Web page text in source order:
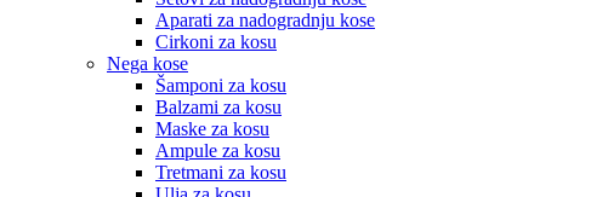
Aparati za nadogradnju kose
Cirkoni za kosu
Nega kose
Šamponi za kosu
Balzami za kosu
Maske za kosu
Ampule za kosu
Tretmani za kosu